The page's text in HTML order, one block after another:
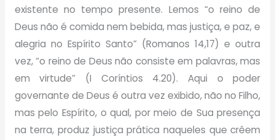
existente no tempo presente. Lemos “o reino de
Deus não é comida nem bebida, mas justiça, e paz, e
alegria no Espírito Santo” (Romanos 14,17) e outra
vez, “o reino de Deus não consiste em palavras, mas
em virtude” (I Coríntios 4.20). Aqui o poder
governante de Deus é outra vez exibido, não no Filho,
mas pelo Espírito, o qual, por meio de Sua presença
na terra, produz justiça prática naqueles que crêem